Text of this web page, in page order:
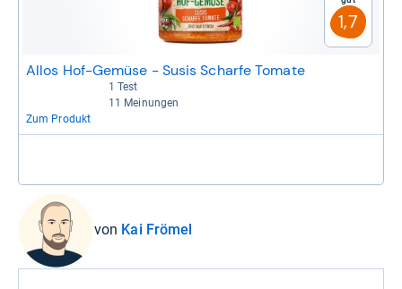
1,7
Allos Hof-Gemüse - Susis Scharfe Tomate
4,2 von 5 Sternen
1 Test
4,5 von 5 Sternen
11 Meinungen
Zum Produkt
von Kai Frömel